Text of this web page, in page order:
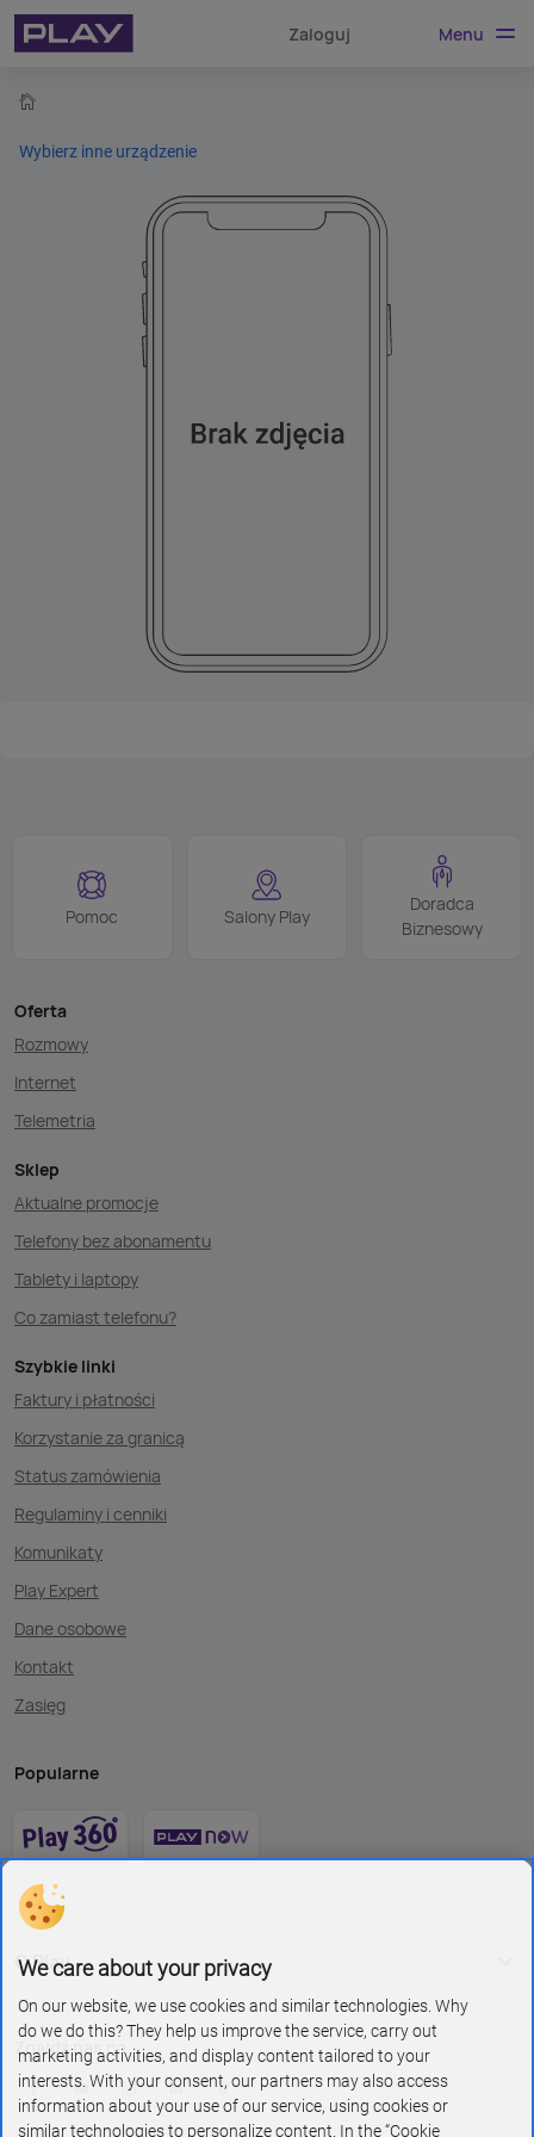
Zaloguj Menu
Wybierz inne urządzenie
Pomoc Salony Play
Doradca
Biznesowy
Oferta
Rozmowy
Internet
Telemetria
Sklep
Aktualne promocje
Telefony bez abonamentu
Tablety i laptopy
Co zamiast telefonu?
Szybkie linki
Faktury i płatności
Korzystanie za granicą
Status zamówienia
Regulaminy i cenniki
Komunikaty
Play Expert
Dane osobowe
Kontakt
Zasięg
Popularne
O Play
Znajdź nas na
We care about your privacy
On our website, we use cookies and similar technologies. Why
do we do this? They help us improve the service, carry out
marketing activities, and display content tailored to your
interests. With your consent, our partners may also access
information about your use of our service, using cookies or
similar technologies to personalize content. In the “Cookie